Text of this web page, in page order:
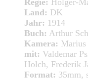
Regie: Holger-
Land: DK
Jahr: 1914
Buch: Arthur
Kamera: Marius
mit: Valdemar
Holch, Frederik
Format: 35mm,